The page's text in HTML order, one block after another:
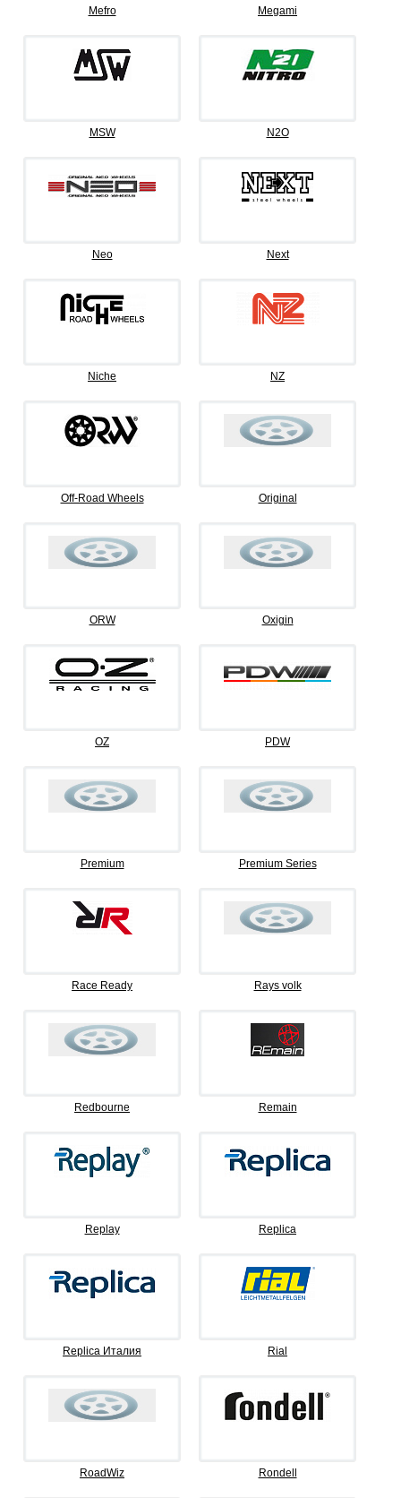
Mefro Megami
MSW N2O
Neo Next
Niche NZ
Off-Road Wheels Original
ORW Oxigin
OZ PDW
Premium Premium Series
Race Ready Rays volk
Redbourne Remain
Replay Replica
Replica Италия Rial
RoadWiz Rondell